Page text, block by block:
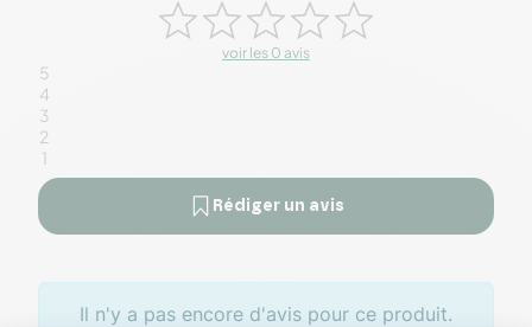
voir les 0 avis
5
4
3
2
1
Rédiger un avis
Il n'y a pas encore d'avis pour ce produit.